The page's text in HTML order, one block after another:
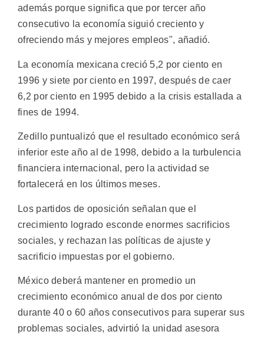
además porque significa que por tercer año
consecutivo la economía siguió creciento y
ofreciendo más y mejores empleos", añadió.
La economía mexicana creció 5,2 por ciento en
1996 y siete por ciento en 1997, después de caer
6,2 por ciento en 1995 debido a la crisis estallada a
fines de 1994.
Zedillo puntualizó que el resultado económico será
inferior este año al de 1998, debido a la turbulencia
financiera internacional, pero la actividad se
fortalecerá en los últimos meses.
Los partidos de oposición señalan que el
crecimiento logrado esconde enormes sacrificios
sociales, y rechazan las políticas de ajuste y
sacrificio impuestas por el gobierno.
México deberá mantener en promedio un
crecimiento económico anual de dos por ciento
durante 40 o 60 años consecutivos para superar sus
problemas sociales, advirtió la unidad asesora